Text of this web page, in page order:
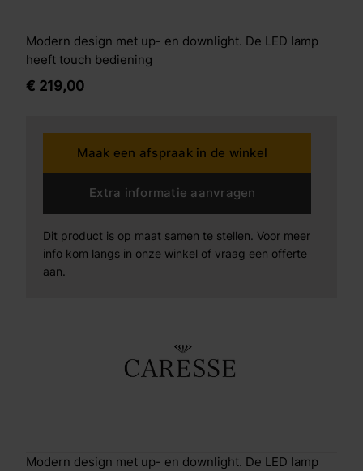
Modern design met up- en downlight. De LED lamp
heeft touch bediening
€ 219,00
Maak een afspraak in de winkel
Extra informatie aanvragen
Dit product is op maat samen te stellen. Voor meer
info kom langs in onze winkel of vraag een offerte
aan.
Modern design met up- en downlight. De LED lamp